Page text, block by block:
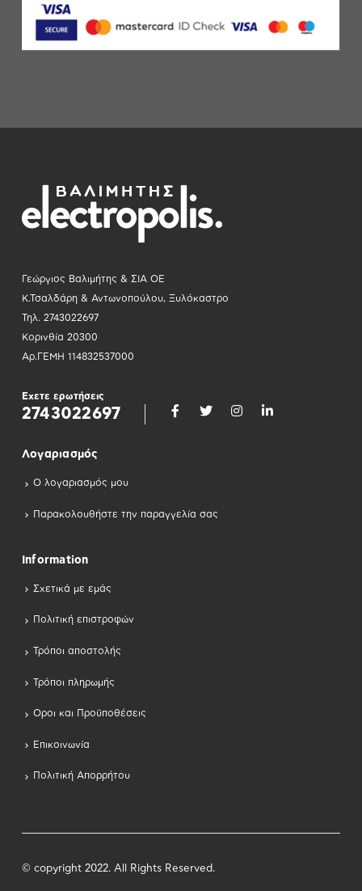
Γεώργιος Βαλιμήτης & ΣΙΑ ΟΕ
Κ.Τσαλδάρη & Αντωνοπούλου, Ξυλόκαστρο
Τηλ. 2743022697
Κορινθία 20300
Αρ.ΓΕΜΗ 114832537000
Εχετε ερωτήσεις
2743022697
Λογαριασμός
Ο λογαριασμός μου
Παρακολουθήστε την παραγγελία σας
Information
Σχετικά με εμάς
Πολιτική επιστροφών
Τρόποι αποστολής
Τρόποι πληρωμής
Οροι και Προϋποθέσεις
Επικοινωνία
Πολιτική Απορρήτου
© copyright 2022. All Rights Reserved.